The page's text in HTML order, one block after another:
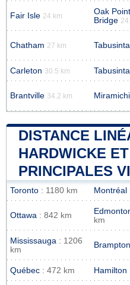
Fair Isle 24 km
Oak
Bridge
Chatham 27 km
Carleton 30.5 km
Brantville 34.2 km Miramichi
DISTANCE
HARDWICKE
PRINCIPALES
Toronto : 1180 km Montréal
Ottawa : 842 km
km
Mississauga : 1206
km
Brampton
Québec : 472 km Hamilton